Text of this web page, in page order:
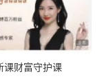
财富守护课